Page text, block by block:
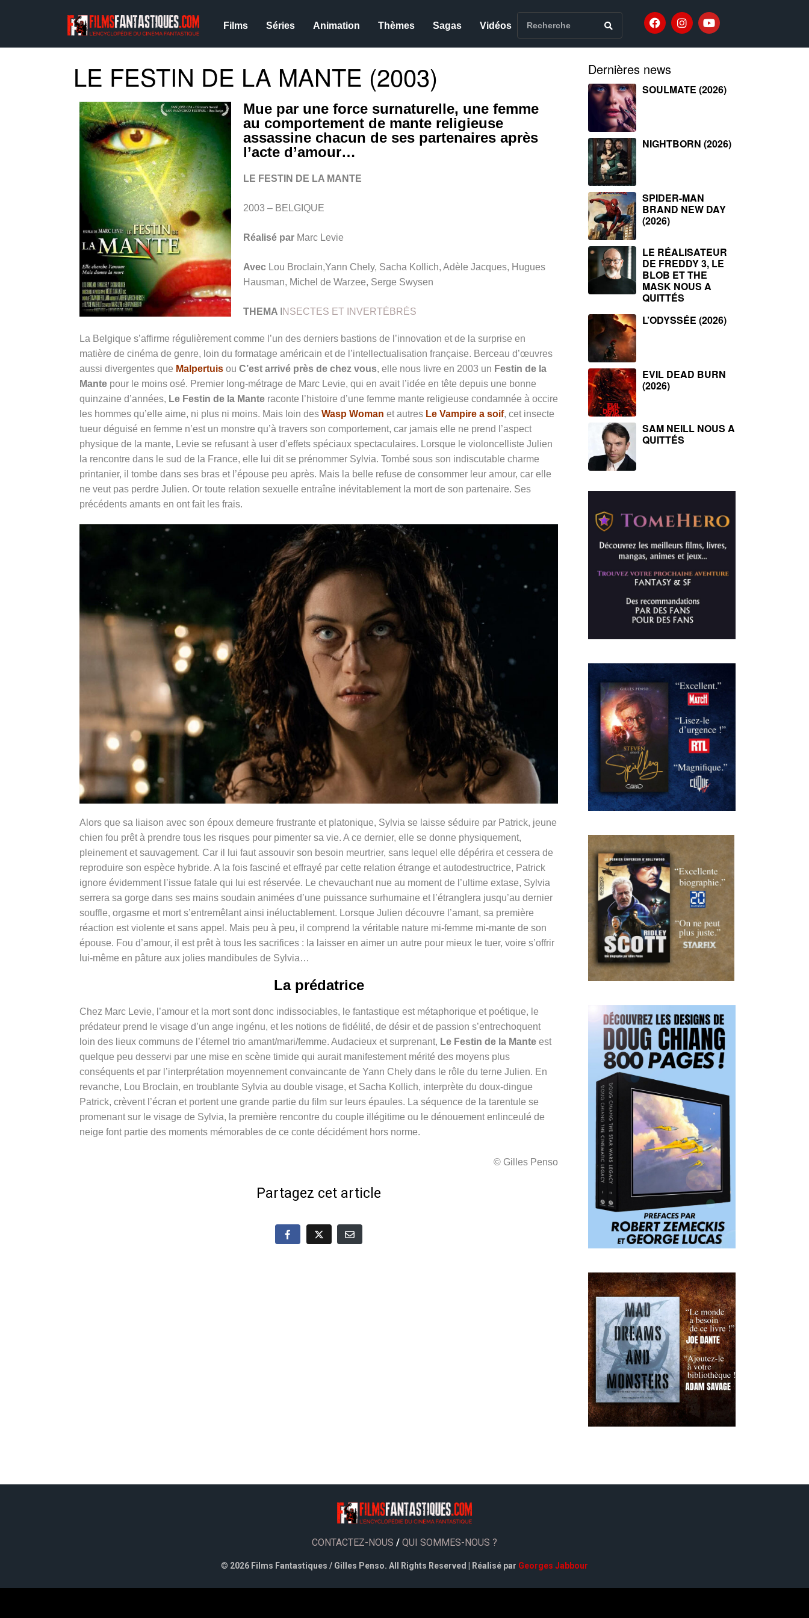
Films Séries Animation Thèmes Sagas Vidéos
LE FESTIN DE LA MANTE (2003)
Mue par une force surnaturelle, une femme
au comportement de mante religieuse
assassine chacun de ses partenaires après
l’acte d’amour…
LE FESTIN DE LA MANTE
2003 – BELGIQUE
Réalisé par Marc Levie
Avec Lou Broclain,Yann Chely, Sacha Kollich, Adèle Jacques, Hugues
Hausman, Michel de Warzee, Serge Swysen
THEMA NSECTES ET INVERTÉBRÉS
La Belgique s’affirme régulièrement comme l’un des derniers bastions de l’innovation et de la surprise en
matière de cinéma de genre, loin du formatage américain et de l’intellectualisation française. Berceau d’œuvres
aussi divergentes que Malpertuis ou C’est arrivé près de chez vous, elle nous livre en 2003 un Festin de la
Mante pour le moins osé. Premier long-métrage de Marc Levie, qui en avait l’idée en tête depuis une bonne
quinzaine d’années, Le Festin de la Mante raconte l’histoire d’une femme mante religieuse condamnée à occire
les hommes qu’elle aime, ni plus ni moins. Mais loin des Wasp Woman et autres Le Vampire a soif, cet insecte
tueur déguisé en femme n’est un monstre qu’à travers son comportement, car jamais elle ne prend l’aspect
physique de la mante, Levie se refusant à user d’effets spéciaux spectaculaires. Lorsque le violoncelliste Julien
la rencontre dans le sud de la France, elle lui dit se prénommer Sylvia. Tombé sous son indiscutable charme
printanier, il tombe dans ses bras et l’épouse peu après. Mais la belle refuse de consommer leur amour, car elle
ne veut pas perdre Julien. Or toute relation sexuelle entraîne inévitablement la mort de son partenaire. Ses
précédents amants en ont fait les frais.
Alors que sa liaison avec son époux demeure frustrante et platonique, Sylvia se laisse séduire par Patrick, jeune
chien fou prêt à prendre tous les risques pour pimenter sa vie. A ce dernier, elle se donne physiquement,
pleinement et sauvagement. Car il lui faut assouvir son besoin meurtrier, sans lequel elle dépérira et cessera de
reproduire son espèce hybride. A la fois fasciné et effrayé par cette relation étrange et autodestructrice, Patrick
ignore évidemment l’issue fatale qui lui est réservée. Le chevauchant nue au moment de l’ultime extase, Sylvia
serrera sa gorge dans ses mains soudain animées d’une puissance surhumaine et l’étranglera jusqu’au dernier
souffle, orgasme et mort s’entremêlant ainsi inéluctablement. Lorsque Julien découvre l’amant, sa première
réaction est violente et sans appel. Mais peu à peu, il comprend la véritable nature mi-femme mi-mante de son
épouse. Fou d’amour, il est prêt à tous les sacrifices : la laisser en aimer un autre pour mieux le tuer, voire s’offrir
lui-même en pâture aux jolies mandibules de Sylvia…
La prédatrice
Chez Marc Levie, l’amour et la mort sont donc indissociables, le fantastique est métaphorique et poétique, le
prédateur prend le visage d’un ange ingénu, et les notions de fidélité, de désir et de passion s’entrechoquent
loin des lieux communs de l’éternel trio amant/mari/femme. Audacieux et surprenant, Le Festin de la Mante est
quelque peu desservi par une mise en scène timide qui aurait manifestement mérité des moyens plus
conséquents et par l’interprétation moyennement convaincante de Yann Chely dans le rôle du terne Julien. En
revanche, Lou Broclain, en troublante Sylvia au double visage, et Sacha Kollich, interprète du doux-dingue
Patrick, crèvent l’écran et portent une grande partie du film sur leurs épaules. La séquence de la tarentule se
promenant sur le visage de Sylvia, la première rencontre du couple illégitime ou le dénouement enlinceulé de
neige font partie des moments mémorables de ce conte décidément hors norme.
© Gilles Penso
Partagez cet article
Dernières news
SOULMATE (2026)
NIGHTBORN (2026)
SPIDER-MAN
BRAND NEW DAY
(2026)
LE RÉALISATEUR
DE FREDDY 3, LE
BLOB ET THE
MASK NOUS A
QUITTÉS
L’ODYSSÉE (2026)
EVIL DEAD BURN
(2026)
SAM NEILL NOUS A
QUITTÉS
CONTACTEZ-NOUS / QUI SOMMES-NOUS ?
© 2026 Films Fantastiques / Gilles Penso. All Rights Reserved | Réalisé par Georges Jabbour